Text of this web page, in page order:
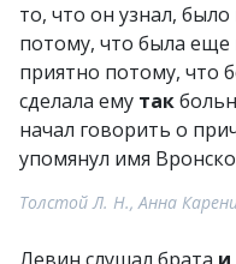
то, что он узнал,
потому, что была еще
приятно потому, что
сделала ему так
начал говорить о
упомянул имя
Толстой Л. Н., Анна